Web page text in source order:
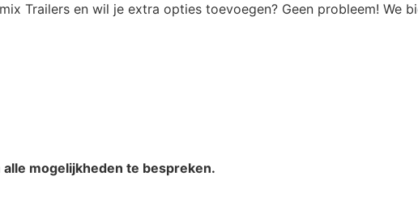
Trailers en wil je extra opties toevoegen? Geen probleem! We
mogelijkheden te bespreken.